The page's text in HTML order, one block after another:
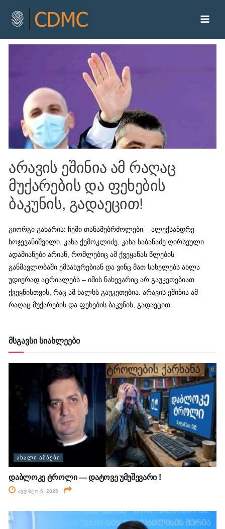
არავის ეშინია ამ რაღაც
მუქარების და ფეხების
ბაკუნის, გადაეცით!
გიორგი გახარია: ჩემი თანამებრძოლები – ალექსანდრე
ხოჯევანიშვილი, კახა ქემოკლიძე, კახა საბანაძე ღირსეული
ადამიანები არიან, რომლებიც ამ ქვეყანას წლების
განმავლობაში ემსახურებიან და ვინც მათ სახელებს ახლა
უდიერად ატრიალებს – იმის ნახევარიც არ გაუკეთებიათ
ქვეყნისთვის, რაც ამ ხალხს გაუკეთებია. არავის ეშინია ამ
რაღაც მუქარების და ფეხების ბაკუნის, გადაეცით.
მსგავსი სიახლეები
ᲐᲮᲐᲚᲘ ᲐᲛᲑᲔᲑᲘ
დაბლოკე ტროლი — დატოვე უმუშევარი !
აგვისტო 6, 2026